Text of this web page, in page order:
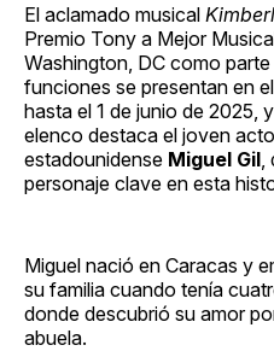
El aclamado musical
Premio Tony a Mejor
Washington, DC como
funciones se presentan en
hasta el 1 de junio de 2025,
elenco destaca el joven
estadounidense Miguel Gil
personaje clave en esta
Miguel nació en Caracas y
su familia cuando tenía
donde descubrió su amor
abuela.